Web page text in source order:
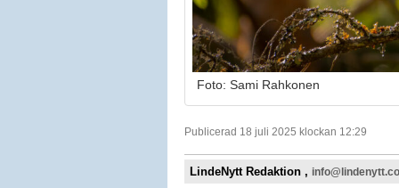
Foto: Sami Rahkonen
Publicerad 18 juli 2025 klockan 12:29
LindeNytt Redaktion ,